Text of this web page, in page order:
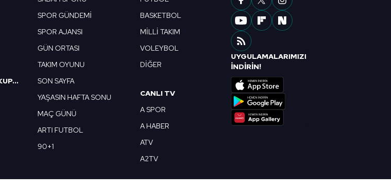
ZİRAAT TÜRKİYE KUPASI
SPOR GÜNDEMİ
SPOR AJANSI
GÜN ORTASI
TAKIM OYUNU
SON SAYFA
YAŞASIN HAFTA SONU
MAÇ GÜNÜ
ARTI FUTBOL
90+1
BASKETBOL
MİLLİ TAKIM
VOLEYBOL
DİĞER
CANLI TV
A SPOR
A HABER
ATV
A2TV
UYGULAMALARIMIZI
İNDİRİN!